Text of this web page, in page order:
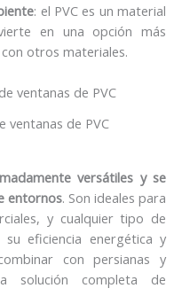
: el PVC es un material
en una opción más
otros materiales.
ventanas de PVC
versátiles y se
entornos. Son ideales para
y cualquier tipo de
eficiencia energética y
con persianas y
solución completa de